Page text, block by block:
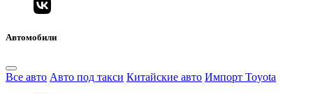
Автомобили
Все авто Авто под такси Китайские авто Импорт Toyota